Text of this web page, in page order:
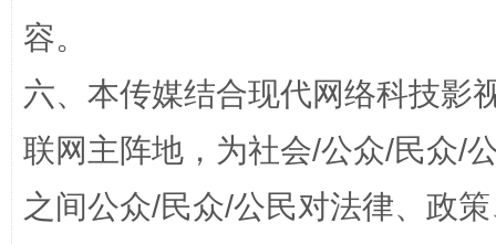
容。
六、本传媒结合现代网络科技影
联网主阵地，为社会/公众/民众/
之间公众/民众/公民对法律、政